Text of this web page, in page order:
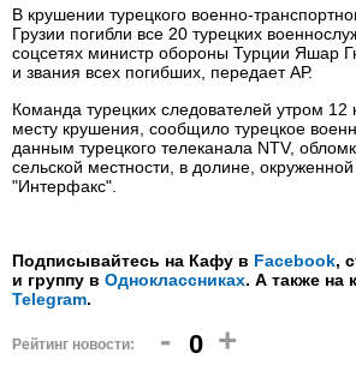
В крушении турецкого военно-
Грузии погибли все 20 турецких
соцсетях министр обороны Турции Яшар
и звания всех погибших, передает АР.
Команда турецких следователей утром
месту крушения, сообщило турецкое
данным турецкого телеканала NTV,
сельской местности, в долине,
"Интерфакс".
Подписывайтесь на Кафу в Facebook,
и группу в Одноклассниках. А также на
Telegram.
Рейтинг новости: - 0 +